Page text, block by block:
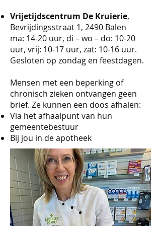
Vrijetijdscentrum De Kruierie,
Bevrijdingsstraat 1, 2490 Balen
ma: 14-20 uur, di – wo – do: 10-20
uur, vrij: 10-17 uur, zat: 10-16 uur.
Gesloten op zondag en feestdagen.
Mensen met een beperking of
chronisch zieken ontvangen geen
brief. Ze kunnen een doos afhalen:
Via het afhaalpunt van hun
gemeentebestuur
Bij jou in de apotheek